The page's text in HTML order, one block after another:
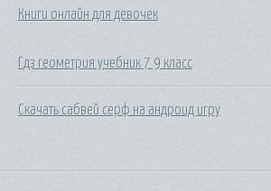
Книги онлайн для девочек
Гдз геометрия учебник 7 9 класс
Скачать сабвей серф на андроид игру